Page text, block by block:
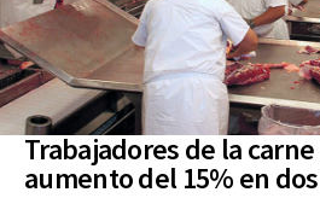
Trabajadores de la
aumento del 15% en